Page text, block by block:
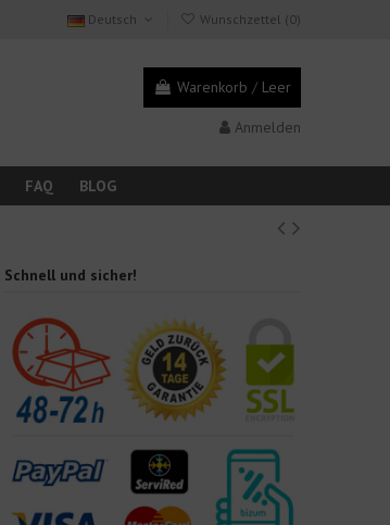
Deutsch Wunschzettel (0)
Warenkorb / Leer
Anmelden
FAQ BLOG
Schnell und sicher!